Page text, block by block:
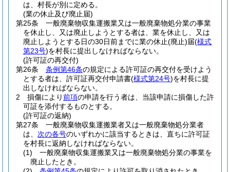
は、村長が別に定める。
(業の休止及び廃止届)
第25条
一般廃棄物収集運搬業又は一般廃棄物処分業の事業
を休止し、又は廃止しようとする者は、業を休止し、又は
廃止しようとする日の30日前までに業の休止(廃止)届(様式
第23号)を村長に提出しなければならない。
(許可証の再交付)
第26条
条例第46条の規定による許可証の再交付を受けよう
とする者は、許可証再交付申請書(様式第24号)を村長に提
出しなければならない。
2
損傷により前項の申請を行う者は、当該申請に損傷した許
可証を添付するものとする。
(許可証の返納)
第27条
一般廃棄物収集運搬業者又は一般廃棄物処分業者
は、 次の各号のいずれかに該当するときは、直ちに許可証
を村長に返納しなければならない。
(1)
一般廃棄物収集運搬業又は一般廃棄物処分業の事業を
廃止したとき。